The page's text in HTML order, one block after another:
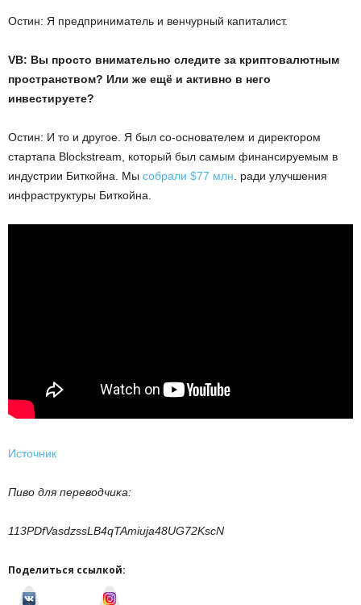
Остин: Я предприниматель и венчурный капиталист.
VB: Вы просто внимательно следите за криптовалютным
пространством? Или же ещё и активно в него
инвестируете?
Остин: И то и другое. Я был со-основателем и директором
стартапа Blockstream, который был самым финансируемым в
индустрии Биткойна. Мы собрали $77 млн. ради улучшения
инфраструктуры Биткойна.
Источник
Пиво для переводчика:
113PDfVasdzssLB4qTAmiuja48UG72KscN
Поделиться ссылкой: